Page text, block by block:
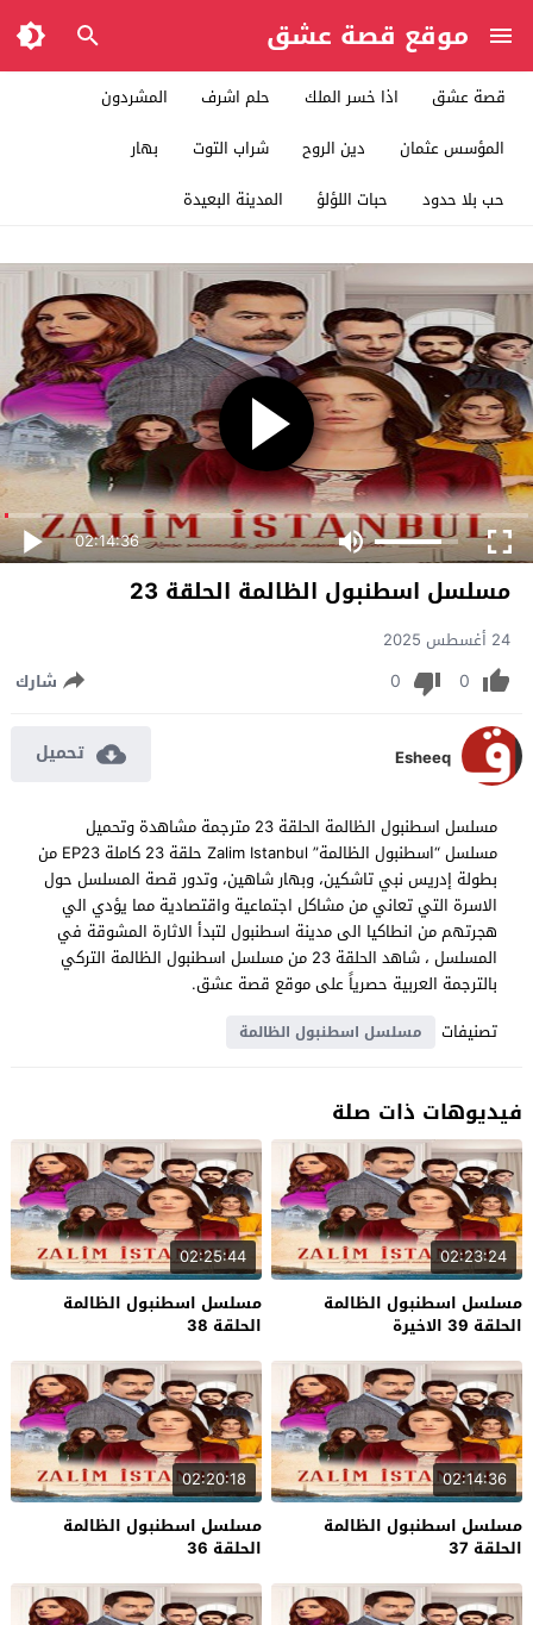
موقع قصة عشق
قصة عشق اذا خسر الملك حلم اشرف
المشردون
المؤسس عثمان
دين الروح شراب التوت
بهار
حب بلا حدود
حبات اللؤلؤ المدينة البعيدة
02:14:36
مسلسل اسطنبول الظالمة الحلقة 23
24 أغسطس 2025
0
0 شارك
Esheeq تحميل
مسلسل اسطنبول الظالمة الحلقة 23 مترجمة مشاهدة وتحميل
مسلسل “اسطنبول الظالمة” Zalim Istanbul حلقة 23 كاملة EP23 من
بطولة إدريس نبي تاشكين، وبهار شاهين، وتدور قصة المسلسل حول
الاسرة التي تعاني من مشاكل اجتماعية واقتصادية مما يؤدي الي
هجرتهم من انطاكيا الى مدينة اسطنبول لتبدأ الاثارة المشوقة في
المسلسل ، شاهد الحلقة 23 من مسلسل اسطنبول الظالمة التركي
بالترجمة العربية حصرياً على موقع قصة عشق.
تصنيفات
مسلسل اسطنبول الظالمة
فيديوهات ذات صلة
02:23:24
مسلسل اسطنبول الظالمة
الحلقة 39 الاخيرة
02:25:44
مسلسل اسطنبول الظالمة
الحلقة 38
02:14:36
مسلسل اسطنبول الظالمة
الحلقة 37
02:20:18
مسلسل اسطنبول الظالمة
الحلقة 36